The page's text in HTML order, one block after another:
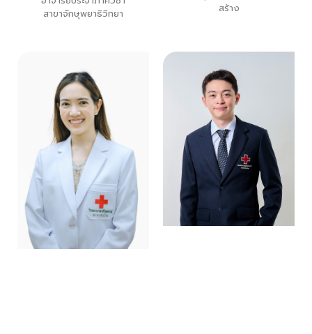
สาขาจักษุพยาธิวิทยา
สร้าง